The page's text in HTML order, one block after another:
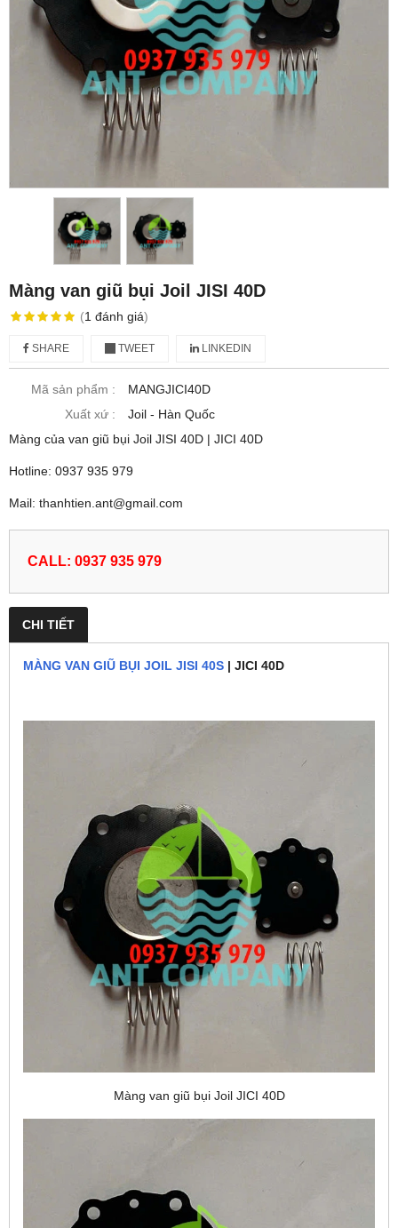
Màng van giũ bụi Joil JISI 40D
(1 đánh giá)
SHARE TWEET LINKEDIN
Mã sản phẩm :
MANGJICI40D
Xuất xứ :
Joil - Hàn Quốc
Màng của van giũ bụi Joil JISI 40D | JICI 40D
Hotline: 0937 935 979
Mail: thanhtien.ant@gmail.com
CALL: 0937 935 979
CHI TIẾT
MÀNG VAN GIŨ BỤI JOIL JISI 40S | JICI 40D
Màng van giũ bụi Joil JICI 40D